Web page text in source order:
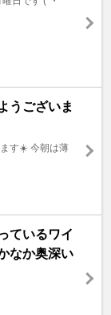
うございま
す☀️ 今朝は薄
ているワイ
なか奥深い